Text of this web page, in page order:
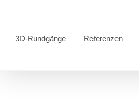
3D-Rundgänge Referenzen